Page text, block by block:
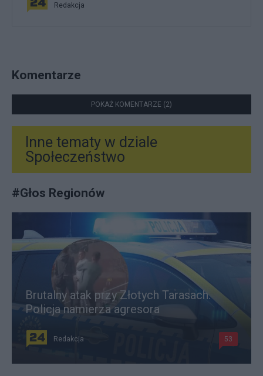
Redakcja
Komentarze
POKAŻ KOMENTARZE (2)
Inne tematy w dziale
Społeczeństwo
#Głos Regionów
Brutalny atak przy Złotych Tarasach.
Policja namierza agresora
Redakcja 53